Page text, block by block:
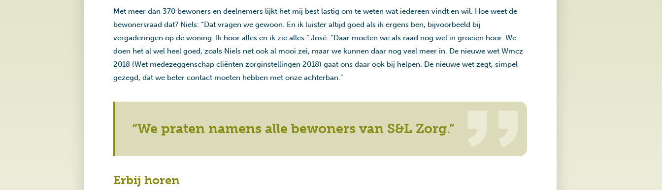
Met meer dan 370 bewoners en deelnemers lijkt het mij best lastig om te weten wat iedereen vindt en wil. Hoe weet de
bewonersraad dat? Niels: “Dat vragen we gewoon. En ik luister altijd goed als ik ergens ben, bijvoorbeeld bij
vergaderingen op de woning. Ik hoor alles en ik zie alles.” José: “Daar moeten we als raad nog wel in groeien hoor. We
doen het al wel heel goed, zoals Niels net ook al mooi zei, maar we kunnen daar nog veel meer in. De nieuwe wet Wmcz
2018 (Wet medezeggenschap cliënten zorginstellingen 2018) gaat ons daar ook bij helpen. De nieuwe wet zegt, simpel
gezegd, dat we beter contact moeten hebben met onze achterban.”
“We praten namens alle bewoners van S&L Zorg.”
Erbij horen